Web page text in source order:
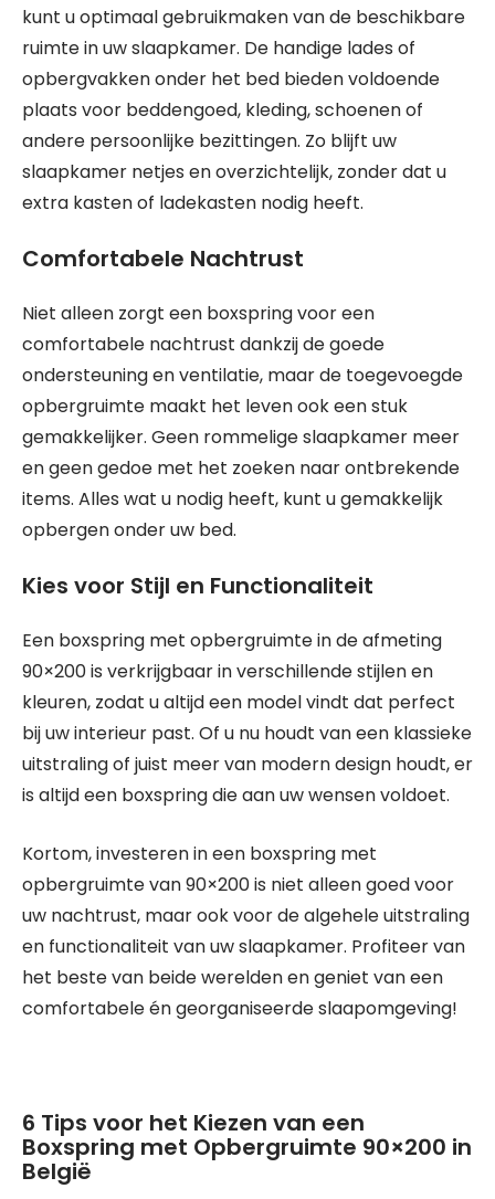
kunt u optimaal gebruikmaken van de beschikbare
ruimte in uw slaapkamer. De handige lades of
opbergvakken onder het bed bieden voldoende
plaats voor beddengoed, kleding, schoenen of
andere persoonlijke bezittingen. Zo blijft uw
slaapkamer netjes en overzichtelijk, zonder dat u
extra kasten of ladekasten nodig heeft.
Comfortabele Nachtrust
Niet alleen zorgt een boxspring voor een
comfortabele nachtrust dankzij de goede
ondersteuning en ventilatie, maar de toegevoegde
opbergruimte maakt het leven ook een stuk
gemakkelijker. Geen rommelige slaapkamer meer
en geen gedoe met het zoeken naar ontbrekende
items. Alles wat u nodig heeft, kunt u gemakkelijk
opbergen onder uw bed.
Kies voor Stijl en Functionaliteit
Een boxspring met opbergruimte in de afmeting
90×200 is verkrijgbaar in verschillende stijlen en
kleuren, zodat u altijd een model vindt dat perfect
bij uw interieur past. Of u nu houdt van een klassieke
uitstraling of juist meer van modern design houdt, er
is altijd een boxspring die aan uw wensen voldoet.
Kortom, investeren in een boxspring met
opbergruimte van 90×200 is niet alleen goed voor
uw nachtrust, maar ook voor de algehele uitstraling
en functionaliteit van uw slaapkamer. Profiteer van
het beste van beide werelden en geniet van een
comfortabele én georganiseerde slaapomgeving!
6 Tips voor het Kiezen van een
Boxspring met Opbergruimte 90×200 in
België